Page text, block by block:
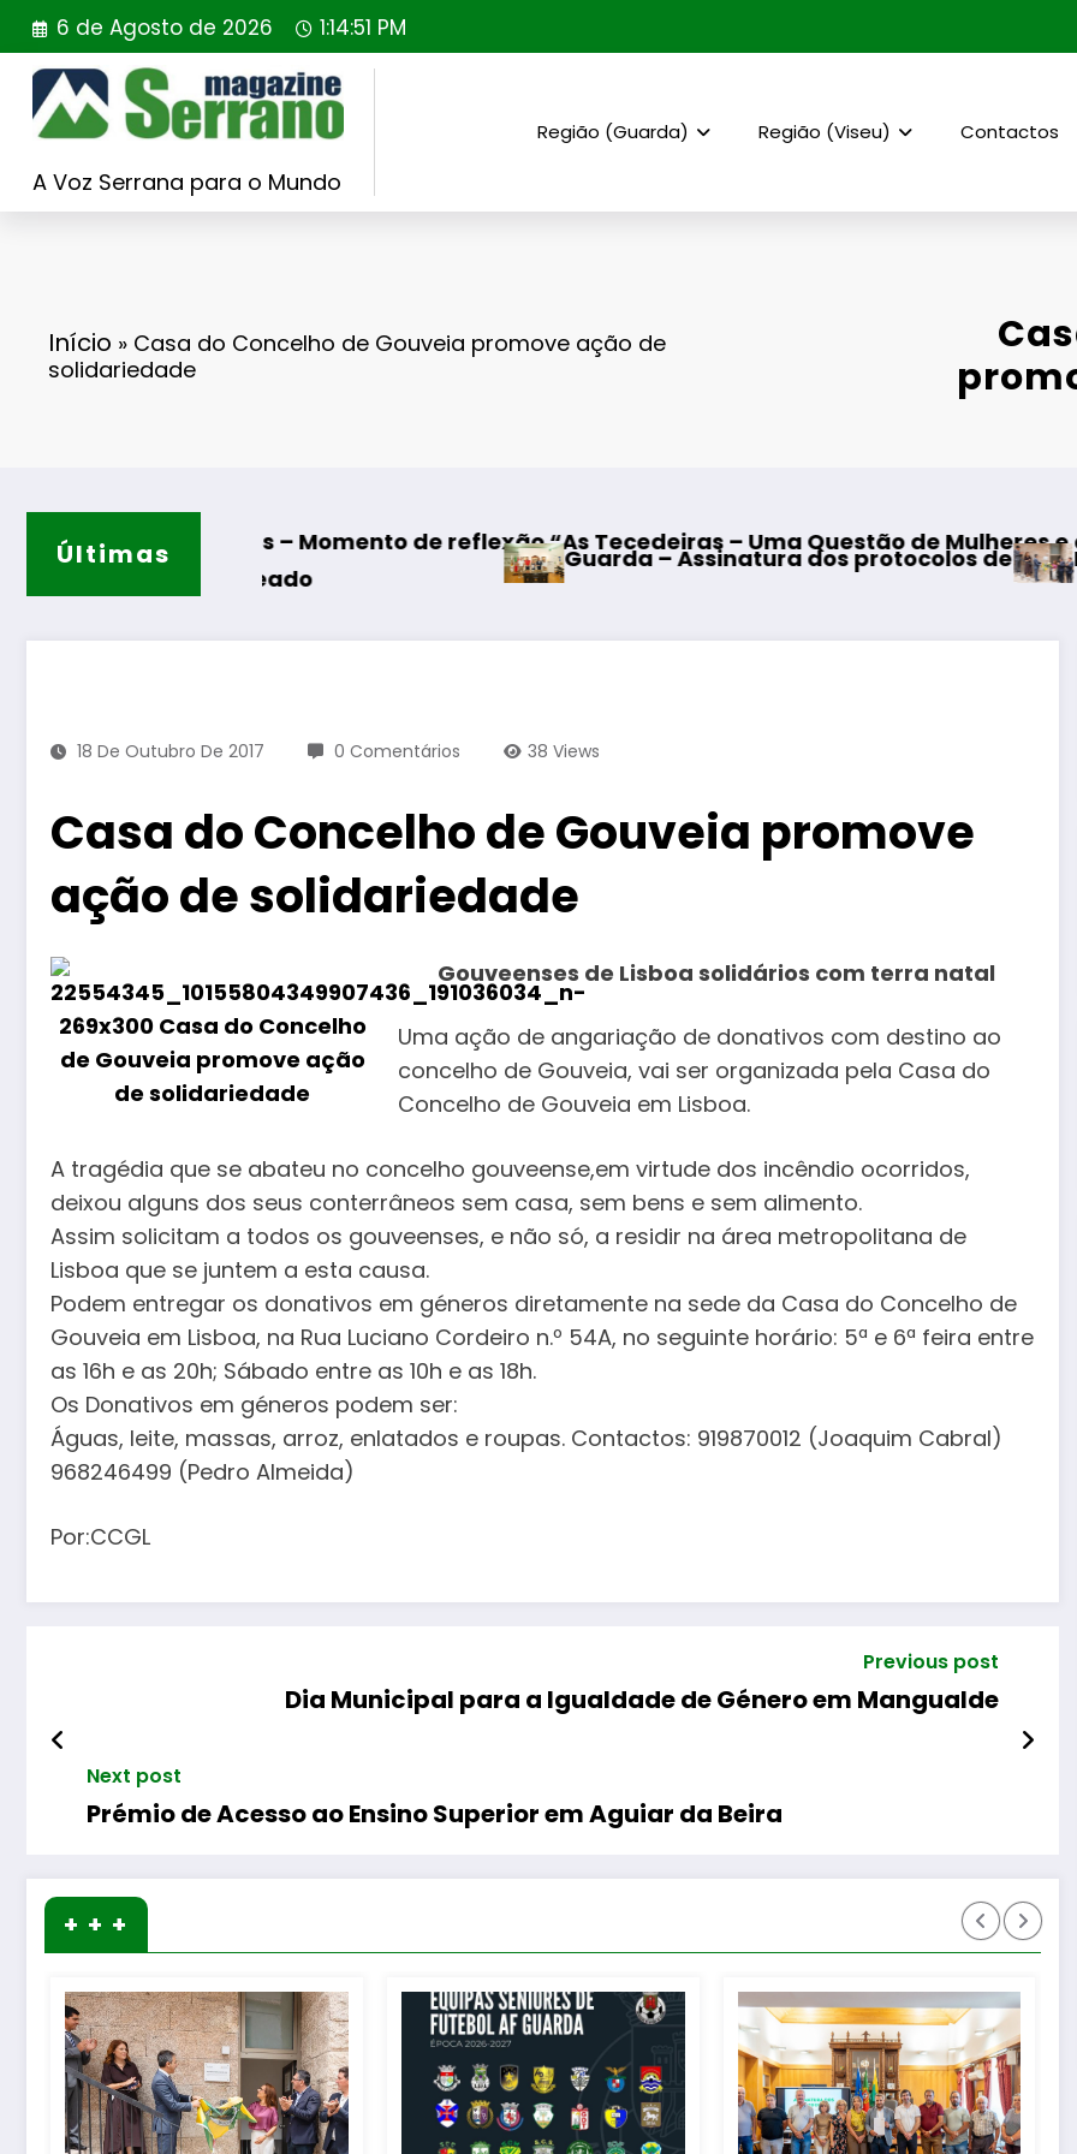
Saltar
para
conteúdo
6 de Agosto de 2026 1:14:52 PM
A Voz Serrana para o Mundo
Região (Guarda) Região (Viseu) Contactos
Início » Casa do Concelho de Gouveia promove ação de
solidariedade
Últimas
– Momento de reflexão “As Tecedeiras – Uma Questão de Mulheres e de Homens”
Guarda – Assinatura dos protocolos de cooperação entre
Mangualde –
18 De Outubro De 2017 0 Comentários 38 Views
Casa do Concelho de Gouveia promove
ação de solidariedade
Gouveenses de Lisboa solidários com terra natal
Uma ação de angariação de donativos com destino ao
concelho de Gouveia, vai ser organizada pela Casa do
Concelho de Gouveia em Lisboa.
A tragédia que se abateu no concelho gouveense,em virtude dos incêndio ocorridos,
deixou alguns dos seus conterrâneos sem casa, sem bens e sem alimento.
Assim solicitam a todos os gouveenses, e não só, a residir na área metropolitana de
Lisboa que se juntem a esta causa.
Podem entregar os donativos em géneros diretamente na sede da Casa do Concelho de
Gouveia em Lisboa, na Rua Luciano Cordeiro n.º 54A, no seguinte horário: 5ª e 6ª feira entre
as 16h e as 20h; Sábado entre as 10h e as 18h.
Os Donativos em géneros podem ser:
Águas, leite, massas, arroz, enlatados e roupas. Contactos: 919870012 (Joaquim Cabral)
968246499 (Pedro Almeida)
Por:CCGL
Previous post
Dia Municipal para a Igualdade de Género em Mangualde
Next post
Prémio de Acesso ao Ensino Superior em Aguiar da Beira
+ + +